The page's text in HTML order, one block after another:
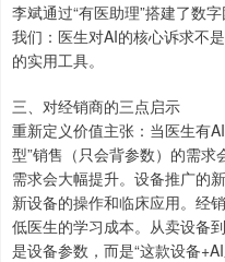
李斌通过“有医助理”搭建了数
我们：医生对AI的核心诉求不
的实用工具。
三、对经销商的三点启示
重新定义价值主张：当医生有
型”销售（只会背参数）的需求
需求会大幅提升。设备推广的
新设备的操作和临床应用。经
低医生的学习成本。从卖设备
是设备参数，而是“这款设备